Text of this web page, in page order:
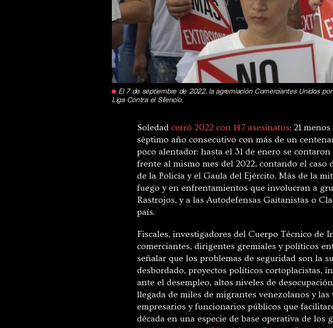
El 7 de septiembre de 2022, la agremiación Comerciantes Unidos
Liga Contra el Silencio.
Soledad cerró 2022 con 147 asesinatos: 21
séptimo año consecutivo con más de un
poco alentador: hasta el 31 de enero se
frente al mismo mes del 2022, contando el
de la Policía y el Gaula del Ejército. Más de la
fuego y en enfrentamientos que involucran a
Rastrojos, y a las Autodefensas Gaitanistas o
país.
Fiscales, investigadores del Cuerpo Técnico de
comerciantes, dirigentes gremiales y políticos
señalar que los problemas de seguridad son la
desbordado, proyectos políticos cortoplacistas,
ante el desempleo, altos niveles de
llegada de miles de migrantes venezolanos y
empresarios y funcionarios públicos que
década en una especie de base operativa de los